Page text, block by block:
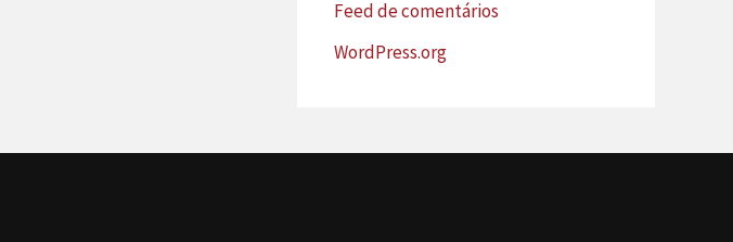
Feed de comentários
WordPress.org